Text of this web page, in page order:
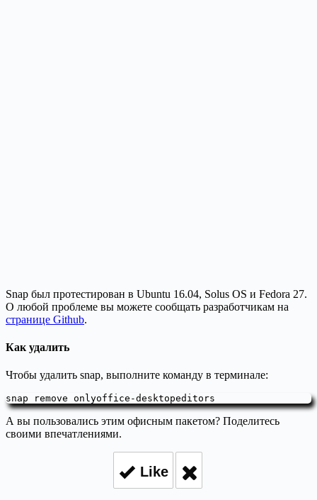
Snap был протестирован в Ubuntu 16.04, Solus OS и Fedora 27.
О любой проблеме вы можете сообщать разработчикам на
странице Github.
Как удалить
Чтобы удалить snap, выполните команду в терминале:
snap remove onlyoffice-desktopeditors
А вы пользовались этим офисным пакетом? Поделитесь
своими впечатлениями.
Like